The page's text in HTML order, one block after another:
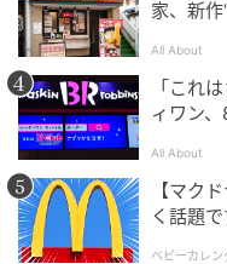
ポケモン ベビース
（BBQソースステ
家、新
All About
「これ
ィワン
All About
【マク
く話題
ベビーカレン